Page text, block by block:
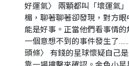
好運氣〉 兩顆都叫「壞運氣
楣，聊著聊著卻發現，對方
能是好事。正當他們看事情的
一個意想不到的事件發生了
頭條〉 有錢的星球懷疑自己